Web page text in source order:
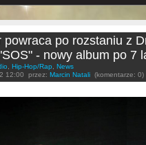
powraca po rozstaniu z
- nowy album po 7
Hip-Hop/Rap
News
12:00 przez: Marcin Natali (komentarze: 0)